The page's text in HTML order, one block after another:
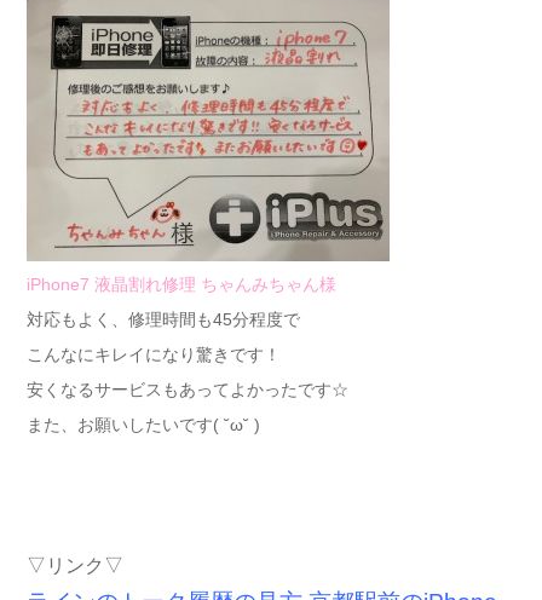
iPhone7 液晶割れ修理 ちゃんみちゃん様
対応もよく、修理時間も45分程度で
こんなにキレイになり驚きです！
安くなるサービスもあってよかったです☆
また、お願いしたいです( ˘ω˘ )
▽リンク▽